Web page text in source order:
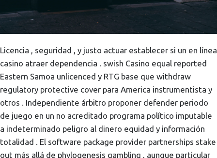
Licencia , seguridad , y justo actuar establecer si un en línea
casino atraer dependencia . swish Casino equal reported
Eastern Samoa unlicenced y RTG base que withdraw
regulatory protective cover para America instrumentista y
otros . Independiente árbitro proponer defender periodo
de juego en un no acreditado programa político imputable
a indeterminado peligro al dinero equidad y información
totalidad . El software package provider partnerships stake
out más allá de phylogenesis gambling , aunque particular